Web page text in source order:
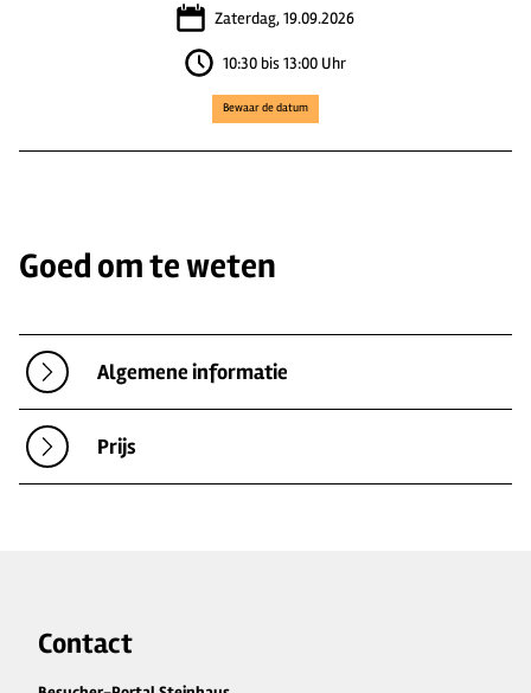
Zaterdag, 19.09.2026
10:30 bis 13:00 Uhr
Bewaar de datum
Goed om te weten
Algemene informatie
Prijs
Contact